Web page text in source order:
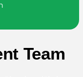
Team